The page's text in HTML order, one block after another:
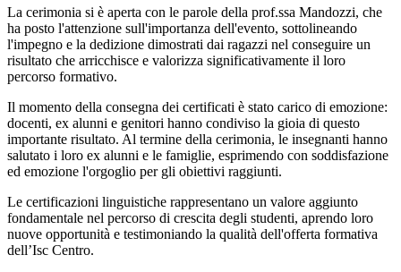
La cerimonia si è aperta con le parole della prof.ssa Mandozzi, che
ha posto l'attenzione sull'importanza dell'evento, sottolineando
l'impegno e la dedizione dimostrati dai ragazzi nel conseguire un
risultato che arricchisce e valorizza significativamente il loro
percorso formativo.
Il momento della consegna dei certificati è stato carico di emozione:
docenti, ex alunni e genitori hanno condiviso la gioia di questo
importante risultato. Al termine della cerimonia, le insegnanti hanno
salutato i loro ex alunni e le famiglie, esprimendo con soddisfazione
ed emozione l'orgoglio per gli obiettivi raggiunti.
Le certificazioni linguistiche rappresentano un valore aggiunto
fondamentale nel percorso di crescita degli studenti, aprendo loro
nuove opportunità e testimoniando la qualità dell'offerta formativa
dell’Isc Centro.